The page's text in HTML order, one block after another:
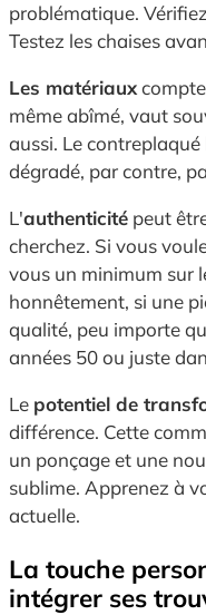
problématique.
Testez les chaises
Les matériaux
même abîmé, vaut
aussi. Le
dégradé, par contre,
L'authenticité peut
cherchez. Si vous
vous un minimum sur
honnêtement, si une
qualité, peu importe
années 50 ou juste
Le potentiel de
différence. Cette
un ponçage et une
sublime. Apprenez à
actuelle.
La touche
intégrer ses